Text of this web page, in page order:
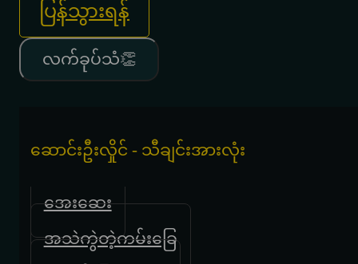
ပြန်သွားရန်
လက်ခုပ်သံ👏
ဆောင်းဦးလှိုင် - သီချင်းအားလုံး
အေးဆေး
အသဲကွဲတဲ့ကမ်းခြေ